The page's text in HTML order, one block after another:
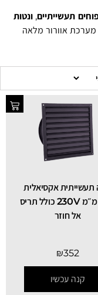
תעשייתיים,ונטות
מערכת אוורור מלאה
תעשייתית אקסיאלית
250 מ״מ 230V כולל תריס
אל חוזר
₪352
קנה עכשיו